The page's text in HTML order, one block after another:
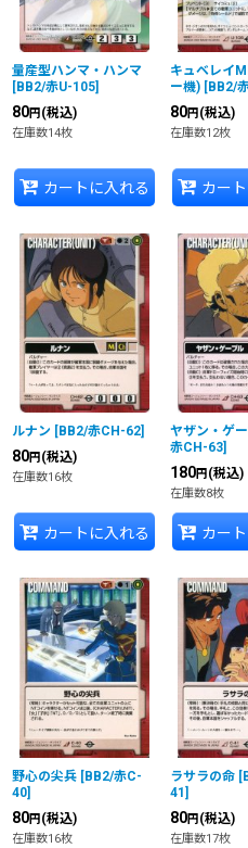
量産型ハンマ・ハンマ
[BB2/赤U-105]
80円 (税込)
在庫数14枚
カートに入れる
キュベレイ
ー機) [BB2/
80円 (税込)
在庫数12枚
カー
ルナン [BB2/赤CH-62]
80円 (税込)
在庫数16枚
カートに入れる
ヤザン・ゲ
赤CH-63]
180円 (税込)
在庫数8枚
カー
野心の尖兵 [BB2/赤C-
40]
80円 (税込)
在庫数16枚
ラサラの命 [
41 ]
80円 (税込)
在庫数17枚